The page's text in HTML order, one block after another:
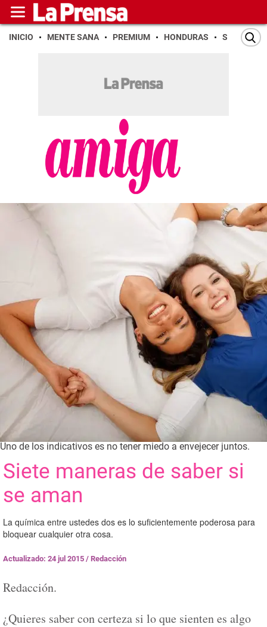
INICIO MENTE SANA PREMIUM HONDURAS SAN PEDRO
Uno de los indicativos es no tener miedo a envejecer juntos.
Siete maneras de saber si
se aman
La química entre ustedes dos es lo suficientemente poderosa para
bloquear cualquier otra cosa.
Actualizado: 24 jul 2015 / Redacción
Redacción.
¿Quieres saber con certeza si lo que sienten es algo